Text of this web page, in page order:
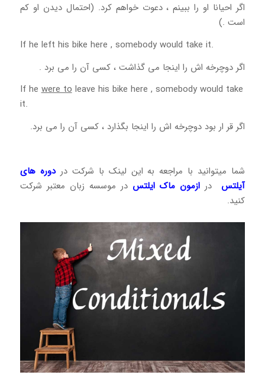
اگر احیانا او را ببینم ، دعوت خواهم کرد. (احتمال دیدن او کم
است .)
If he left his bike here , somebody would take it.
اگر دوچرخه اش را اینجا می گذاشت ، کسی آن را می برد .
If hewere toleave his bike here , somebody would take
it.
اگر قر ار بود دوچرخه اش را اینجا بگذارد ، کسی آن را می برد.
شما میتوانید با مراجعه به این لینک با شرکت دردوره های
آیلتس در ازمون ماک ایلتس در موسسه زبان معتبر شرکت
کنید.